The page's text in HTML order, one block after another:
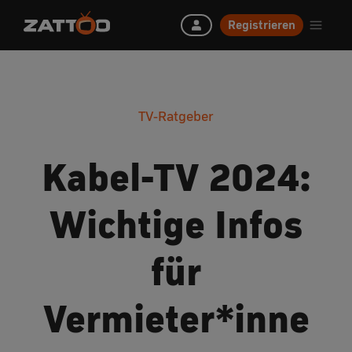
Registrieren
TV-Ratgeber
Kabel-TV 2024:
Wichtige Infos
für
Vermieter*inne